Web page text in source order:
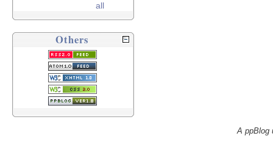
all
Others
A ppBlog